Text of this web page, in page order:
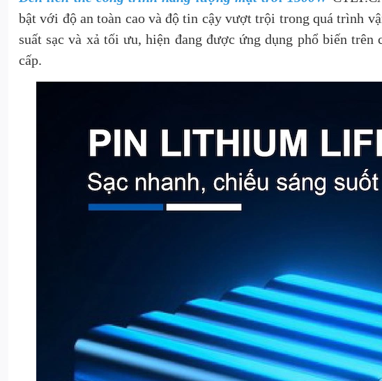
bật với độ an toàn cao và độ tin cậy vượt trội trong quá trình
suất sạc và xả tối ưu, hiện đang được ứng dụng phổ biến
cấp.